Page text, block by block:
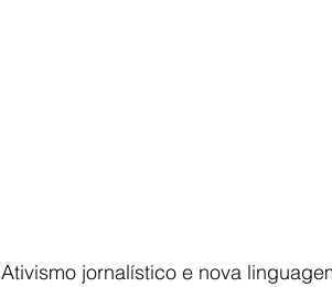
Ativismo jornalístico e nova